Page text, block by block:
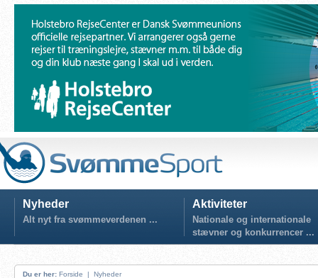
Nyheder
Alt nyt fra svømmeverdenen ...
Aktiviteter
Nationale og internationale
stævner og konkurrencer ...
Du er her: Forside | Nyheder